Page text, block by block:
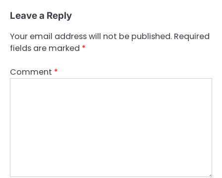
Leave a Reply
Your email address will not be published. Required
fields are marked *
Comment *